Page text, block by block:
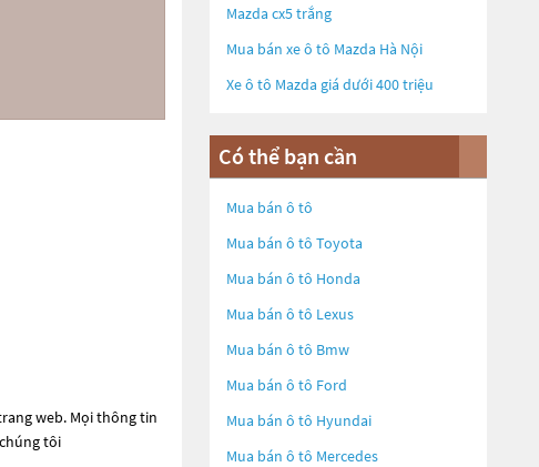
web. Mọi thông tin
tôi
Mazda cx5 trắng
Mua bán xe ô tô Mazda Hà Nội
Xe ô tô Mazda giá dưới 400 triệu
Có thể bạn cần
Mua bán ô tô
Mua bán ô tô Toyota
Mua bán ô tô Honda
Mua bán ô tô Lexus
Mua bán ô tô Bmw
Mua bán ô tô Ford
Mua bán ô tô Hyundai
Mua bán ô tô Mercedes